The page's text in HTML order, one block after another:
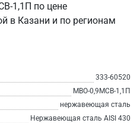
1,1П по цене
в Казани и по регионам
333-60520
МВО-0,9МСВ-1,1П
нержавеющая сталь
Нержавеющая сталь AISI 430